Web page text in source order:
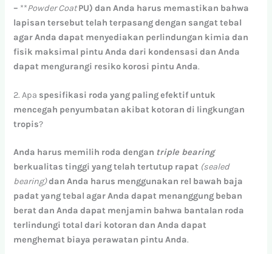
– **Powder Coat PU) dan Anda harus memastikan bahwa
lapisan tersebut telah terpasang dengan sangat tebal
agar Anda dapat menyediakan perlindungan kimia dan
fisik maksimal pintu Anda dari kondensasi dan Anda
dapat mengurangi resiko korosi pintu Anda.
2. Apa spesifikasi roda yang paling efektif untuk
mencegah penyumbatan akibat kotoran di lingkungan
tropis?
Anda harus memilih roda dengan triple bearing
berkualitas tinggi yang telah tertutup rapat (sealed
bearing)dan Anda harus menggunakan rel bawah baja
padat yang tebal agar Anda dapat menanggung beban
berat dan Anda dapat menjamin bahwa bantalan roda
terlindungi total dari kotoran dan Anda dapat
menghemat biaya perawatan pintu Anda.